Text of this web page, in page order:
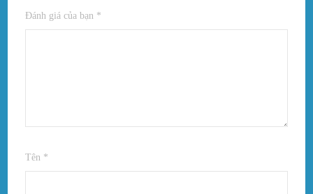
Đánh giá của bạn *
Tên *